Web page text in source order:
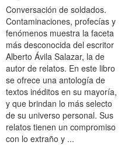
Conversación de soldados.
Contaminaciones, profecías y
fenómenos muestra la faceta
más desconocida del escritor
Alberto Ávila Salazar, la de
autor de relatos. En este libro
se ofrece una antología de
textos inéditos en su mayoría,
y que brindan lo más selecto
de su universo personal. Sus
relatos tienen un compromiso
con lo extraño y ...